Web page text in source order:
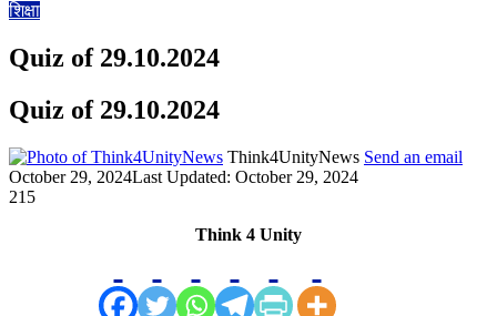
शिक्षा
Quiz of 29.10.2024
Quiz of 29.10.2024
Think4UnityNews Send an email
October 29, 2024Last Updated: October 29, 2024
215
Think 4 Unity